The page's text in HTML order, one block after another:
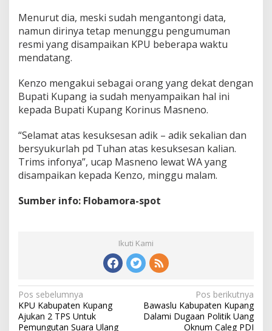
Menurut dia, meski sudah mengantongi data,
namun dirinya tetap menunggu pengumuman
resmi yang disampaikan KPU beberapa waktu
mendatang.
Kenzo mengakui sebagai orang yang dekat dengan
Bupati Kupang ia sudah menyampaikan hal ini
kepada Bupati Kupang Korinus Masneno.
“Selamat atas kesuksesan adik – adik sekalian dan
bersyukurlah pd Tuhan atas kesuksesan kalian.
Trims infonya”, ucap Masneno lewat WA yang
disampaikan kepada Kenzo, minggu malam.
Sumber info: Flobamora-spot
Ikuti Kami
N
a
v
Pos sebelumnya
KPU Kabupaten Kupang
Ajukan 2 TPS Untuk
Pemungutan Suara Ulang
Pos berikutnya
Bawaslu Kabupaten Kupang
Dalami Dugaan Politik Uang
Oknum Caleg PDI